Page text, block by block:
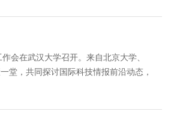
会在武汉大学召开。来自北京大学、
堂，共同探讨国际科技情报前沿动态，